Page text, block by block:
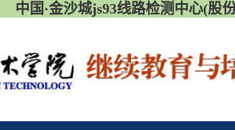
中国·金沙城js93线路检测中心(股